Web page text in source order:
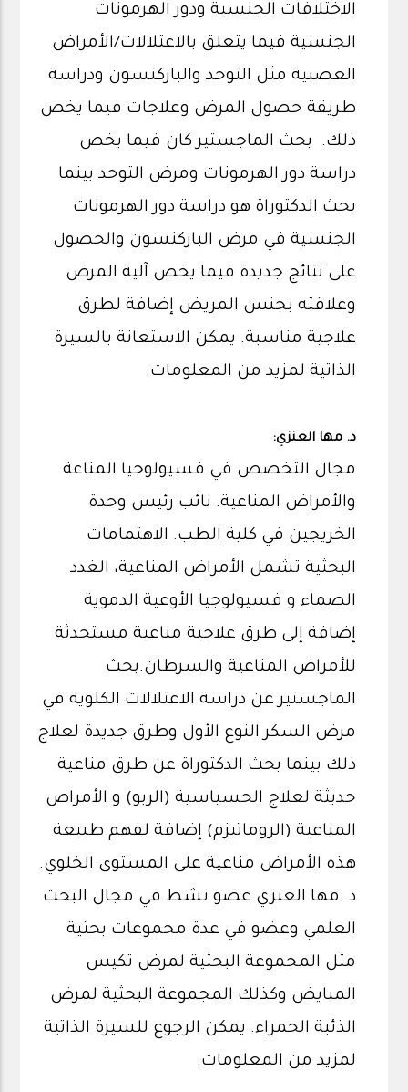
الاختلافات الجنسية ودور الهرمونات
الجنسية فيما يتعلق بالاعتلالات/الأمراض
العصبية مثل التوحد والباركنسون ودراسة
طريقة حصول المرض وعلاجات فيما يخص
ذلك. بحث الماجستير كان فيما يخص
دراسة دور الهرمونات ومرض التوحد بينما
بحث الدكتوراة هو دراسة دور الهرمونات
الجنسية في مرض الباركنسون والحصول
على نتائج جديدة فيما يخص آلية المرض
وعلاقته بجنس المريض إضافة لطرق
علاجية مناسبة. يمكن الاستعانة بالسيرة
الذاتية لمزيد من المعلومات.
د. مها العنزي:
مجال التخصص في فسيولوجيا المناعة
والأمراض المناعية. نائب رئيس وحدة
الخريجين في كلية الطب. الاهتمامات
البحثية تشمل الأمراض المناعية، الغدد
الصماء و فسيولوجيا الأوعية الدموية
إضافة إلى طرق علاجية مناعية مستحدثة
للأمراض المناعية والسرطان.بحث
الماجستير عن دراسة الاعتلالات الكلوية في
مرض السكر النوع الأول وطرق جديدة لعلاج
ذلك بينما بحث الدكتوراة عن طرق مناعية
حديثة لعلاج الحسياسية (الربو) و الأمراص
المناعية (الروماتيزم) إضافة لفهم طبيعة
هذه الأمراض مناعية على المستوى الخلوي.
د. مها العنزي عضو نشط في مجال البحث
العلمي وعضو في عدة مجموعات بحثية
مثل المجموعة البحثية لمرض تكيس
المبايض وكذلك المجموعة البحثية لمرض
الذئبة الحمراء. يمكن الرجوع للسيرة الذاتية
لمزيد من المعلومات.